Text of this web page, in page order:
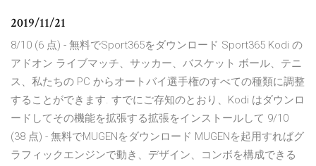
2019/11/21
8/10 (6 点) - 無料でSport365をダウンロード Sport365 Kodi の
アドオン ライブマッチ、サッカー、バスケット ボール、テニ
ス、私たちの PC からオートバイ選手権のすべての種類に調整
することができます. すでにご存知のとおり、Kodi はダウンロ
ードしてその機能を拡張する拡張をインストールして 9/10
(38 点) - 無料でMUGENをダウンロード MUGENを起用すればグ
ラフィックエンジンで動き、デザイン、コンボを構成できる